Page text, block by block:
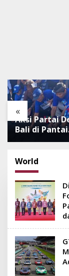
«
Aksi Partai
Bali di Pantai
Lembeng,
Lepas
Bedawang
World